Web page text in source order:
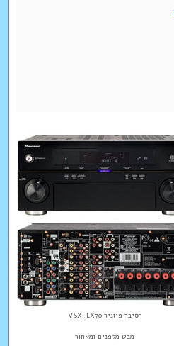
רסיבר פיוניר VSX-LX70
מבט מלפנים ומאחור